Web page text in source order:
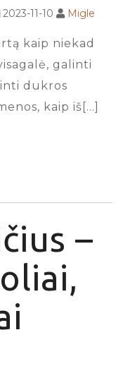
2023-11-10 Migle
kaip niekad
galinti
dukros
kaip iš[…]
–